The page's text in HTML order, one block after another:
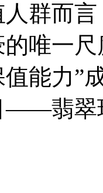
人群而
唯一
值能力
——翡翠